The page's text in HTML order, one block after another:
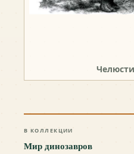
В КОЛЛЕКЦИИ
Мир динозавров